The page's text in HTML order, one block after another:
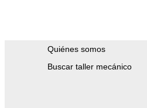
Quiénes somos
Buscar taller mecánico